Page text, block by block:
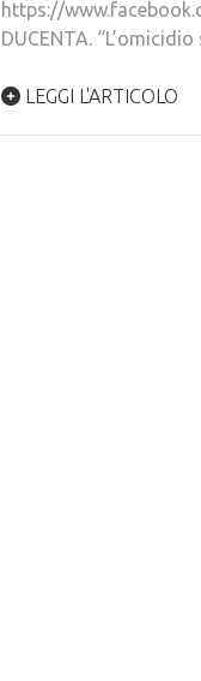
https://
DUCENTA.
LEGGI L'ARTICOLO